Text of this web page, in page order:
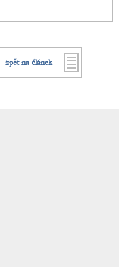
zpět na článek